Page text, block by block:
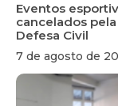
Eventos
cancelados
Defesa Civil
7 de agosto de